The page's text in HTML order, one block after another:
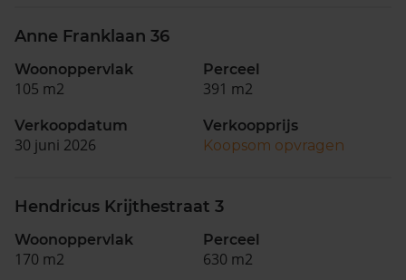
Anne Franklaan 36
Woonoppervlak
105 m2
Perceel
391 m2
Verkoopdatum
30 juni 2026
Verkoopprijs
Koopsom opvragen
Hendricus Krijthestraat 3
Woonoppervlak
170 m2
Perceel
630 m2